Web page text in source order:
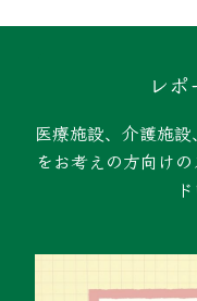
医療施設、介護施
をお考えの方向け